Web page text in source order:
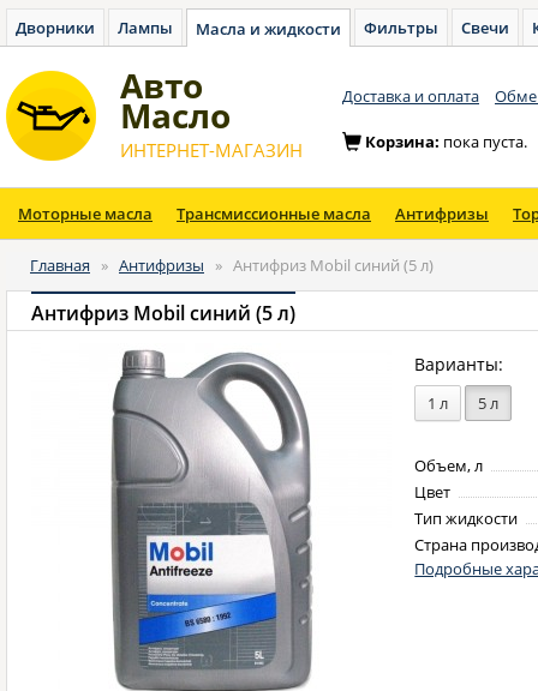
Дворники Лампы Масла и жидкости Фильтры Свечи
Авто
Масло
ИНТЕРНЕТ-МАГАЗИН
Доставка и оплата
Корзина: пока пуста.
Моторные масла Трансмиссионные масла Антифризы
Главная » Антифризы » Антифриз Mobil синий (5 л)
Антифриз Mobil синий (5 л)
Варианты:
1 л 5 л
Объем, л
Цвет
Тип жидкости
Страна
Подробные